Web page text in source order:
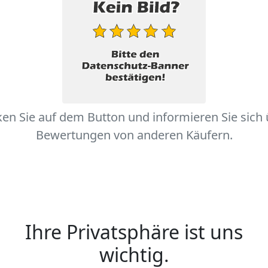
Sie auf dem Button und informieren Sie sich
Bewertungen von anderen Käufern.
Ihre Privatsphäre ist uns
wichtig.